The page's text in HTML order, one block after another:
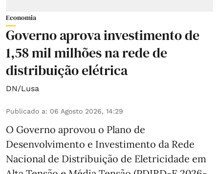
Economia
Governo aprova investimento de
1,58 mil milhões na rede de
distribuição elétrica
DN/Lusa
Publicado a: 06 Agosto 2026, 14:29
O Governo aprovou o Plano de
Desenvolvimento e Investimento da Rede
Nacional de Distribuição de Eletricidade em